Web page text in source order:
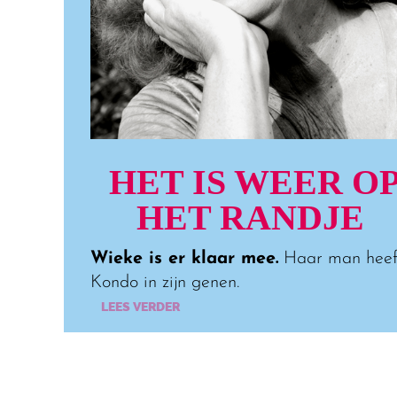
HET IS WEER
HET RANDJE
Wieke is er klaar mee. Haar man
Kondo in zijn genen.
LEES VERDER